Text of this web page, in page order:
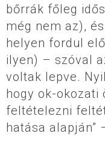
bőrrák főleg
még nem az),
helyen fordul
ilyen) – szóval
voltak lepve.
hogy ok-okozati
feltételezni
hatása alapján”